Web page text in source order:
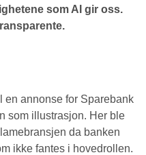
som AI gir oss.
en annonse for Sparebank
som illustrasjon. Her ble
da banken
ikke fantes i hovedrollen.